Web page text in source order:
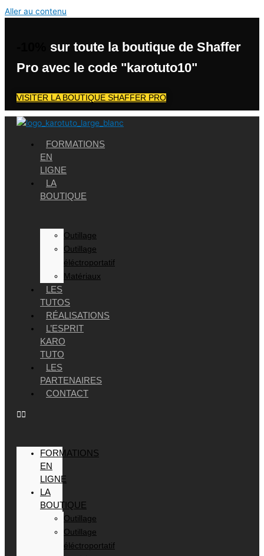
Aller au contenu
sur toute la boutique de Shaffer
Pro avec le code "karotuto10"
VISITER LA BOUTIQUE SHAFFER PRO
FORMATIONS
EN
LIGNE
LA
BOUTIQUE
Outillage
Outillage
éléctroportatif
Matériaux
LES
TUTOS
RÉALISATIONS
L’ESPRIT
KARO
TUTO
LES
PARTENAIRES
CONTACT
FORMATIONS
EN
LIGNE
LA
BOUTIQUE
Outillage
Outillage
éléctroportatif